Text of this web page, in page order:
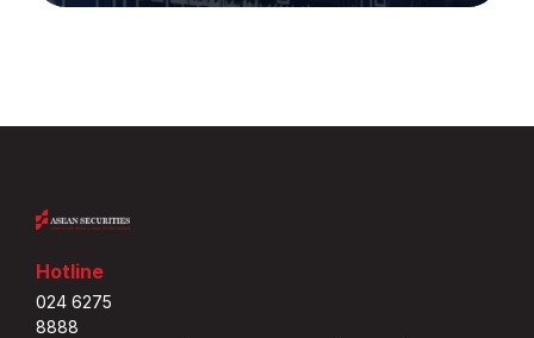
Hotline
024 6275
8888